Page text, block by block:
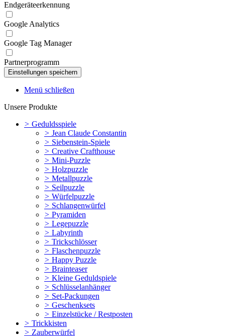
Endgeräteerkennung
Google Analytics
Google Tag Manager
Partnerprogramm
Menü schließen
Unsere Produkte
> Geduldsspiele
> Jean Claude Constantin
> Siebenstein-Spiele
> Creative Crafthouse
> Mini-Puzzle
> Holzpuzzle
> Metallpuzzle
> Seilpuzzle
> Würfelpuzzle
> Schlangenwürfel
> Pyramiden
> Legepuzzle
> Labyrinth
> Trickschlösser
> Flaschenpuzzle
> Happy Puzzle
> Brainteaser
> Kleine Geduldspiele
> Schlüsselanhänger
> Set-Packungen
> Geschenksets
> Einzelstücke / Restposten
> Trickkisten
> Zauberwürfel